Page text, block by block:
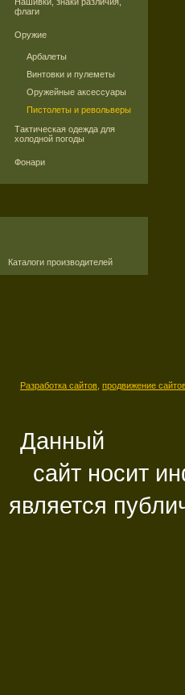
флаги
Оружие
Арбалеты
Винтовки и пулеметы
Оружейные аксессуары
Пистолеты и револьверы
Тактическая одежда для
холодной погоды
Фонари
Каталоги производителей
Разработка сайтов, продвижение
Данный
сайт носит
является